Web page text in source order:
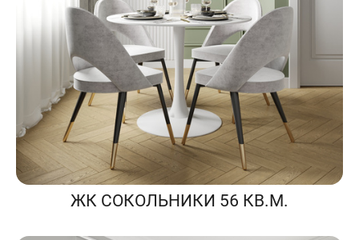
ЖК СОКОЛЬНИКИ 56 КВ.М.